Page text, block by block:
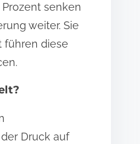
senken
weiter. Sie
führen diese
Druck auf